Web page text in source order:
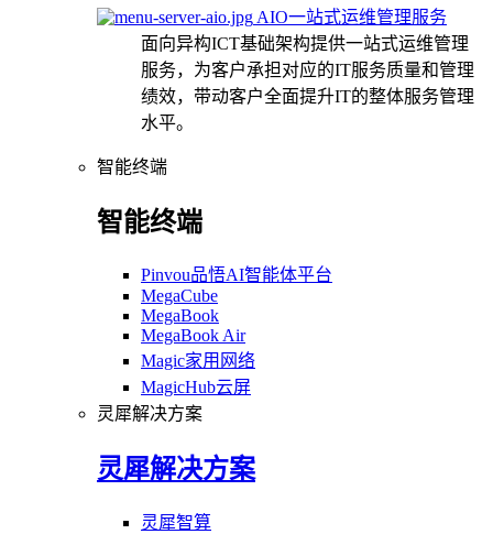
AIO一站式运维管理服务
面向异构ICT基础架构提供一站式运维管理
服务，为客户承担对应的IT服务质量和管理
绩效，带动客户全面提升IT的整体服务管理
水平。
智能终端
智能终端
Pinvou品悟AI智能体平台
MegaCube
MegaBook
MegaBook Air
Magic家用网络
MagicHub云屏
灵犀解决方案
灵犀解决方案
灵犀智算